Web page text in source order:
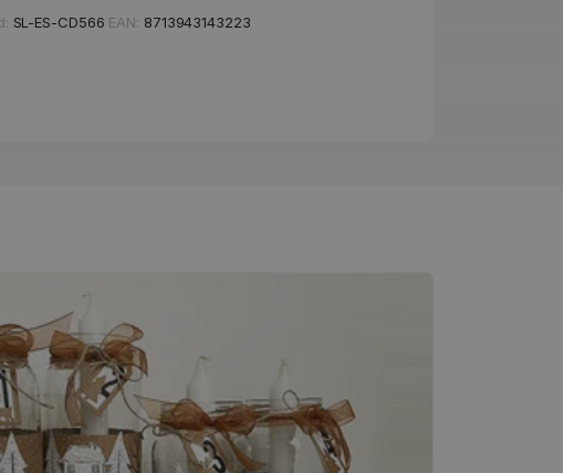
SL-ES-CD566 EAN: 8713943143223